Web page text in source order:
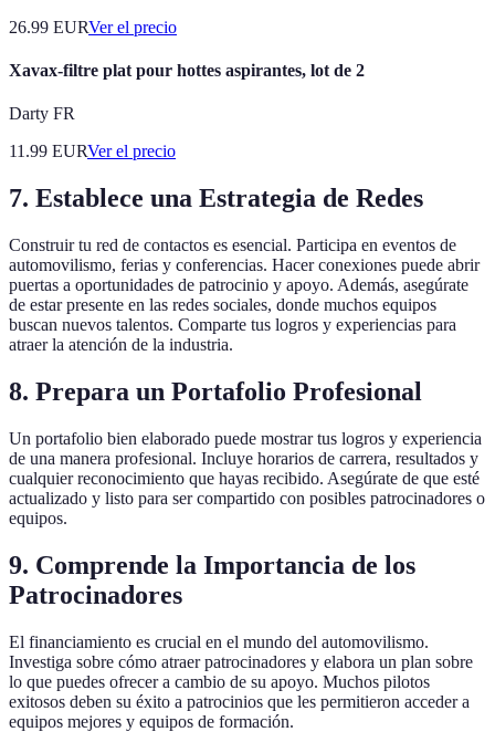
26.99 EURVer el precio
Xavax-filtre plat pour hottes aspirantes, lot de 2
Darty FR
11.99 EURVer el precio
7. Establece una Estrategia de Redes
Construir tu red de contactos es esencial. Participa en eventos de
automovilismo, ferias y conferencias. Hacer conexiones puede abrir
puertas a oportunidades de patrocinio y apoyo. Además, asegúrate
de estar presente en las redes sociales, donde muchos equipos
buscan nuevos talentos. Comparte tus logros y experiencias para
atraer la atención de la industria.
8. Prepara un Portafolio Profesional
Un portafolio bien elaborado puede mostrar tus logros y experiencia
de una manera profesional. Incluye horarios de carrera, resultados y
cualquier reconocimiento que hayas recibido. Asegúrate de que esté
actualizado y listo para ser compartido con posibles patrocinadores o
equipos.
9. Comprende la Importancia de los
Patrocinadores
El financiamiento es crucial en el mundo del automovilismo.
Investiga sobre cómo atraer patrocinadores y elabora un plan sobre
lo que puedes ofrecer a cambio de su apoyo. Muchos pilotos
exitosos deben su éxito a patrocinios que les permitieron acceder a
equipos mejores y equipos de formación.